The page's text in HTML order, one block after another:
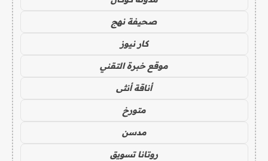
صحيفة نهج
كار نيوز
موقع خبرة التقني
أناقة أنثى
متورخ
مدسن
روتانا تسويق